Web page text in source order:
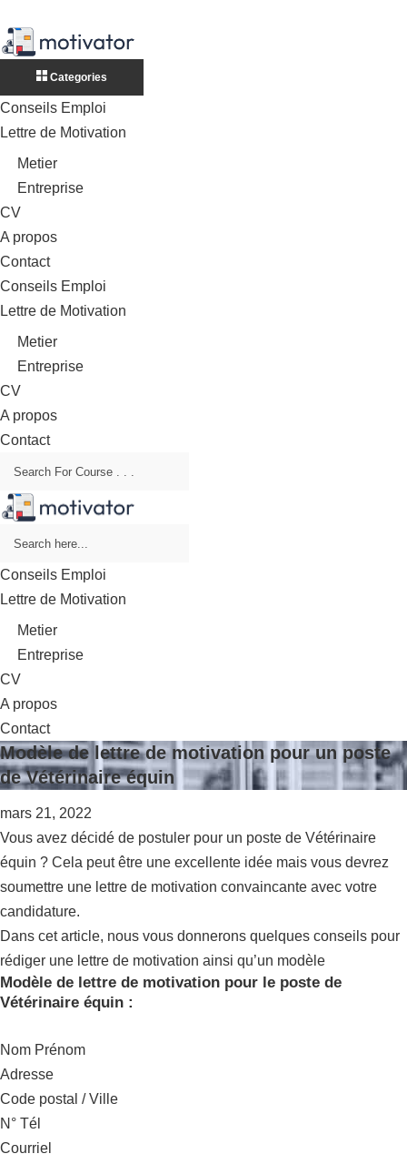
Categories
Conseils Emploi
Lettre de Motivation
Metier
Entreprise
CV
A propos
Contact
Conseils Emploi
Lettre de Motivation
Metier
Entreprise
CV
A propos
Contact
Conseils Emploi
Lettre de Motivation
Metier
Entreprise
CV
A propos
Contact
Modèle de lettre de motivation pour un poste
de Vétérinaire équin
mars 21, 2022
Vous avez décidé de postuler pour un poste de Vétérinaire
équin ? Cela peut être une excellente idée mais vous devrez
soumettre une lettre de motivation convaincante avec votre
candidature.
Dans cet article, nous vous donnerons quelques conseils pour
rédiger une lettre de motivation ainsi qu’un modèle
Modèle de lettre de motivation pour le poste de
Vétérinaire équin :
Nom Prénom
Adresse
Code postal / Ville
N° Tél
Courriel